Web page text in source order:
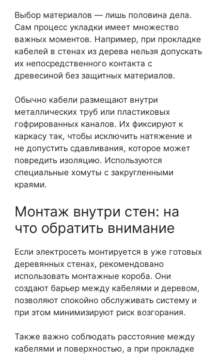
Выбор материалов — лишь половина дела.
Сам процесс укладки имеет множество
важных моментов. Например, при прокладке
кабелей в стенах из дерева нельзя допускать
их непосредственного контакта с
древесиной без защитных материалов.
Обычно кабели размещают внутри
металлических труб или пластиковых
гофрированных каналов. Их фиксируют к
каркасу так, чтобы исключить натяжение и
не допустить сдавливания, которое может
повредить изоляцию. Используются
специальные хомуты с закругленными
краями.
Монтаж внутри стен: на
что обратить внимание
Если электросеть монтируется в уже готовых
деревянных стенах, рекомендовано
использовать монтажные короба. Они
создают барьер между кабелями и деревом,
позволяют спокойно обслуживать систему и
при этом минимизируют риск возгорания.
Также важно соблюдать расстояние между
кабелями и поверхностью, а при прокладке